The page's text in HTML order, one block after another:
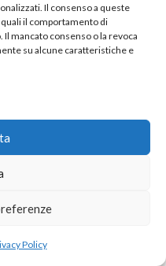
Il consenso a queste
il comportamento di
Il mancato consenso o la revoca
su alcune caratteristiche e
Policy
in un altro account